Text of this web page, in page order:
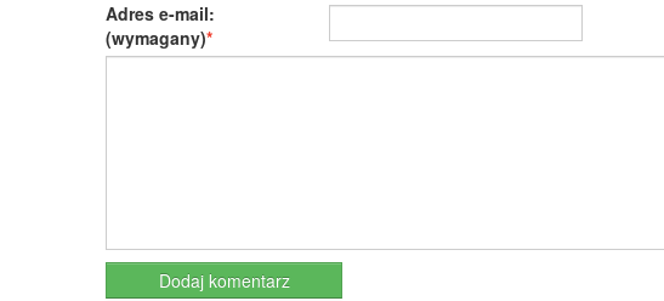
Adres e-mail:
(wymagany)